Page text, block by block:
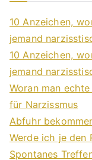
10 Anzeichen,
jemand
10 Anzeichen,
jemand
Woran man
für Narzissmus
Abfuhr
Werde ich je den
Spontanes